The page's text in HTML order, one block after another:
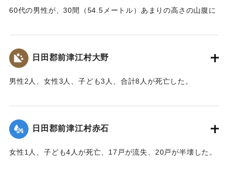
60代の男性が、30間（54.5メートル）あまりの高さの山腹に
この男性がその土砂にのったまま滑り降ちて自宅の屋根の上
に落ちかかり、足にけがを負った。
【出典：大分新聞 大正10年6月25日朝刊7面】
日田郡前津江村大野
男性2人、女性3人、子ども3人、合計8人が死亡した。
｜固有コード:00268359
日田郡前津江村赤石
女性1人、子ども4人が死亡、17戸が流失、20戸が半壊した。